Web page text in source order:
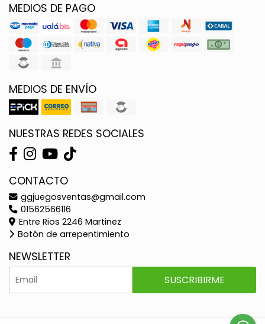
MEDIOS DE PAGO
MEDIOS DE ENVÍO
NUESTRAS REDES SOCIALES
CONTACTO
ggjuegosventas@gmail.com
01562566116
Entre Rios 2246 Martinez
Botón de arrepentimiento
NEWSLETTER
SUSCRIBIRME